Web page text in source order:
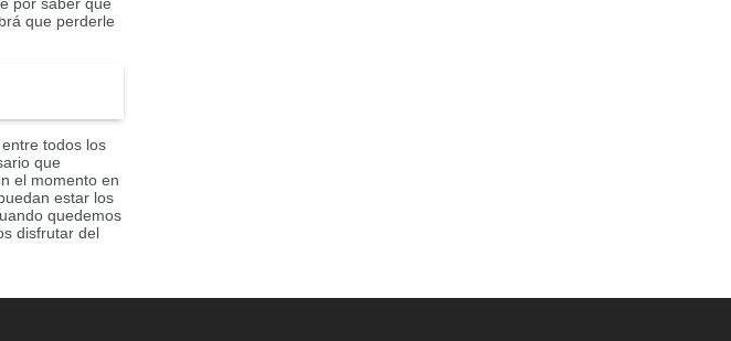
que perderle
todos los
que
el momento en
estar los
quedemos
disfrutar del